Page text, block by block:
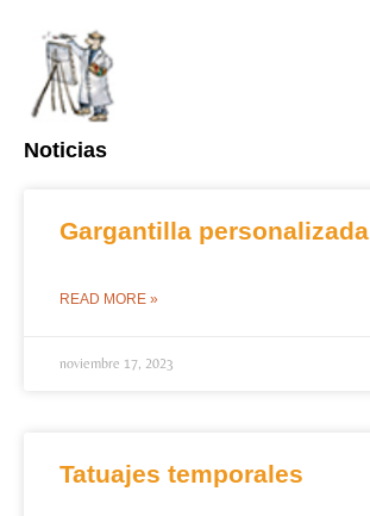
Noticias
Gargantilla personalizada
READ MORE »
noviembre 17, 2023
Tatuajes temporales